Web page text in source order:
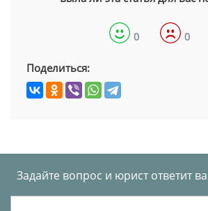
0 0
Поделиться:
Задайте вопрос и юрист ответит